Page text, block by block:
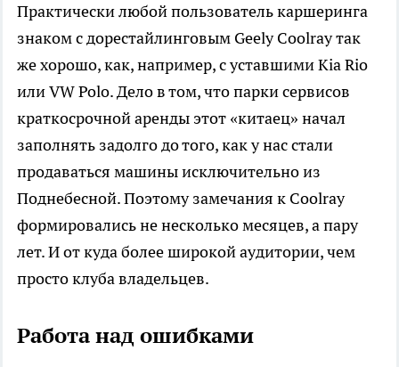
Практически любой пользователь каршеринга
знаком с дорестайлинговым Geely Coolray так
же хорошо, как, например, с уставшими Kia Rio
или VW Polo. Дело в том, что парки сервисов
краткосрочной аренды этот «китаец» начал
заполнять задолго до того, как у нас стали
продаваться машины исключительно из
Поднебесной. Поэтому замечания к Coolray
формировались не несколько месяцев, а пару
лет. И от куда более широкой аудитории, чем
просто клуба владельцев.
Работа над ошибками